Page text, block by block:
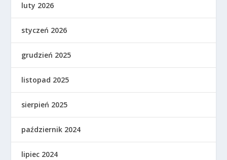
luty 2026
styczeń 2026
grudzień 2025
listopad 2025
sierpień 2025
październik 2024
lipiec 2024